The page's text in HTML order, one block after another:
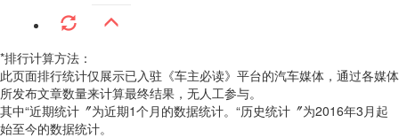
*排行计算方法：
此页面排行统计仅展示已入驻《车主必读》平台的汽车媒体，通过各媒体
所发布文章数量来计算最终结果，无人工参与。
其中“近期统计〞为近期1个月的数据统计。“历史统计〞为2016年3月起
始至今的数据统计。